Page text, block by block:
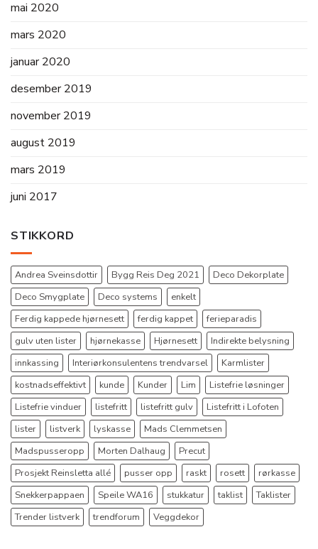
mai 2020
mars 2020
januar 2020
desember 2019
november 2019
august 2019
mars 2019
juni 2017
STIKKORD
Andrea Sveinsdottir Bygg Reis Deg 2021
Deco Dekorplate
Deco Smygplate
Deco systems
enkelt
Ferdig kappede hjørnesett
ferdig kappet
ferieparadis
gulv uten lister
hjørnekasse Hjørnesett
Indirekte belysning
innkassing
Interiørkonsulentens trendvarsel
Karmlister
kostnadseffektivt
kunde Kunder Lim
Listefrie løsninger
Listefrie vinduer
listefritt listefritt gulv
Listefritt i Lofoten
lister
listverk lyskasse
Mads Clemmetsen
Madspusseropp
Morten Dalhaug
Precut
Prosjekt Reinsletta allé
pusser opp raskt rosett
rørkasse
Snekkerpappaen
Speile WA16 stukkatur taklist
Taklister
Trender listverk
trendforum Veggdekor